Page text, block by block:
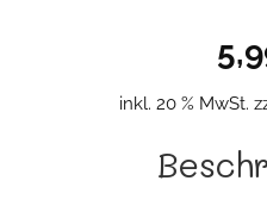
inkl. 20 % MwSt.